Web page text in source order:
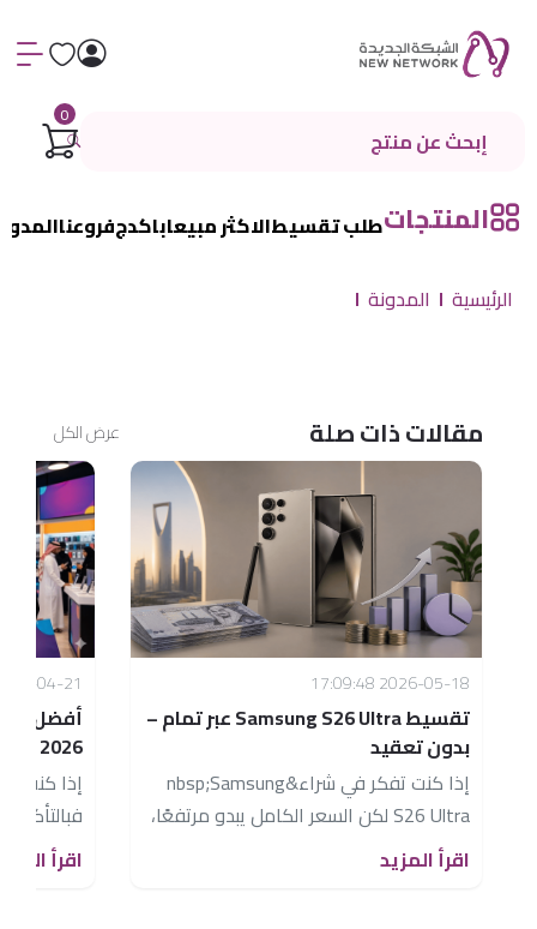
0
المنتجاتطلب تقسيطالاكثر مبيعاباكدجفروعنا
الرئيسية المدونة
مقالات ذات صلة عرض الكل
2026-05-18 17:09:48
تقسيط Samsung S26 Ultra عبر تمام –
بدون تعقيد
إذا كنت تفكر في شراء&nbsp;Samsung
S26 Ultra لكن السعر الكامل يبدو مرتفعًا،
فالحل الذكي هو: 👉 التقسيط عبر نظام
اقرأ المزيد
04-21 13:32:53
أفضل
2026 – كيف تحصل على أقوى خصم؟
إذا كنت
على...
اقرأ